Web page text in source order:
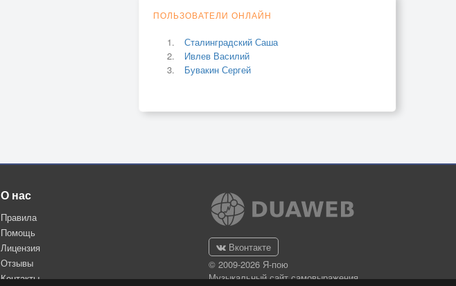
ПОЛЬЗОВАТЕЛИ ОНЛАЙН
Сталинградский Саша
Ивлев Василий
Бувакин Сергей
О нас
Правила
Помощь
Лицензия
Отзывы
Контакты
Вконтакте
© 2009-2026 Я-пою
Музыкальный сайт самовыражения